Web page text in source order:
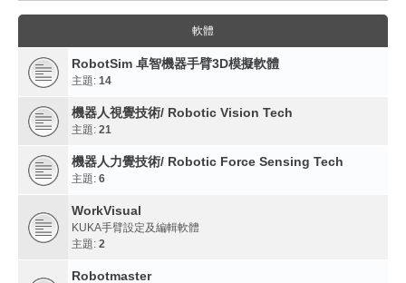
軟體
RobotSim 卓智機器手臂3D模擬軟體
主題: 14
機器人視覺技術/ Robotic Vision Tech
主題: 21
機器人力覺技術/ Robotic Force Sensing Tech
主題: 6
WorkVisual
KUKA手臂設定及編輯軟體
主題: 2
Robotmaster